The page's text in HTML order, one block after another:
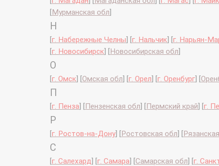
[Мурманская обл]
Н
[г. Набережные Челны] [г. Нальчик] [г. Нарьян-
[г. Новосибирск] [Новосибирская обл]
О
[г. Омск] [Омская обл] [г. Орел] [г. Оренбург] [
П
[г. Пенза] [Пензенская обл] [Пермский край] [г.
Р
[г. Ростов-на-Дону] [Ростовская обл] [
С
[г. Салехард] [г. Самара] [Самарская обл] [г.